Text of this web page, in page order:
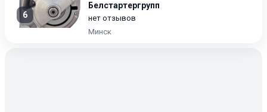
6
Белстартергрупп
нет отзывов
Минск